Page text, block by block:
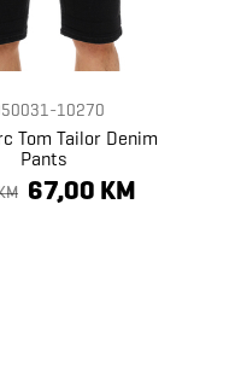
10270
Tom Tailor Denim
Pants
67,00 KM